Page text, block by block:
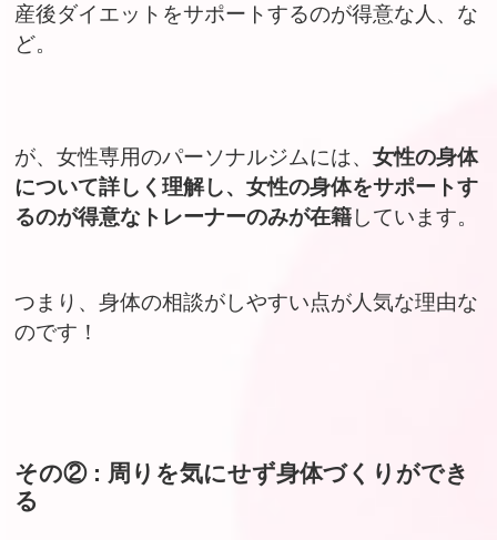
産後ダイエットをサポートするのが得意な人、な
ど。
が、女性専用のパーソナルジムには、女性の身体
について詳しく理解し、女性の身体をサポートす
るのが得意なトレーナーのみが在籍しています。
つまり、身体の相談がしやすい点が人気な理由な
のです！
その② : 周りを気にせず身体づくりができ
る